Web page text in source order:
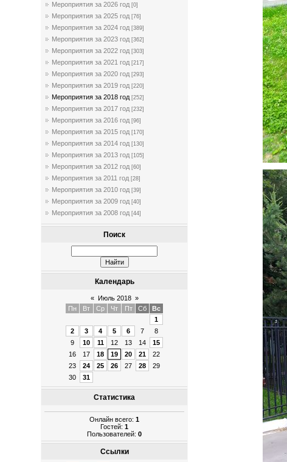
Мероприятия за 2026 год [0]
Мероприятия за 2025 год [76]
Мероприятия за 2024 год [389]
Мероприятия за 2023 год [362]
Мероприятия за 2022 год [303]
Мероприятия за 2021 год [217]
Мероприятия за 2020 год [293]
Мероприятия за 2019 год [220]
Мероприятия за 2018 год [252]
Мероприятия за 2017 год [232]
Мероприятия за 2016 год [96]
Мероприятия за 2015 год [170]
Мероприятия за 2014 год [130]
Мероприятия за 2013 год [105]
Мероприятия за 2012 год [60]
Мероприятия за 2011 год [28]
Мероприятия за 2010 год [39]
Мероприятия за 2009 год [40]
Мероприятия за 2008 год [44]
Поиск
Календарь
« Июль 2018 »
Пн
Вт Ср Чт Пт Сб
Вс
1
2
3 4 5 6 7
8
9
10 11 12 13 14
15
16
17 18 19 20 21
22
23
24 25 26 27 28
29
30
31
Статистика
Онлайн всего:1
Гостей:1
Пользователей:0
Ссылки